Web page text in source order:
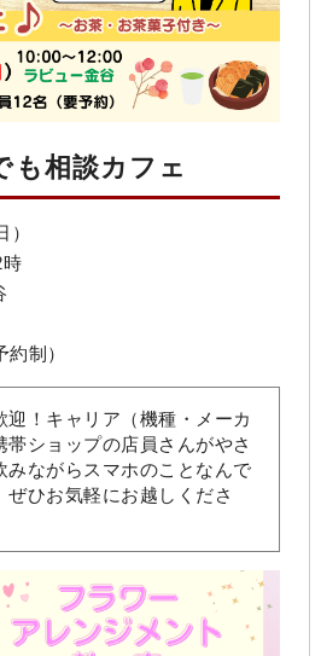
も相談カフェ
制）
迎！キャリア（機種・メーカ
帯ショップの店員さんがやさ
みながらスマホのことなんで
ぜひお気軽にお越しくださ